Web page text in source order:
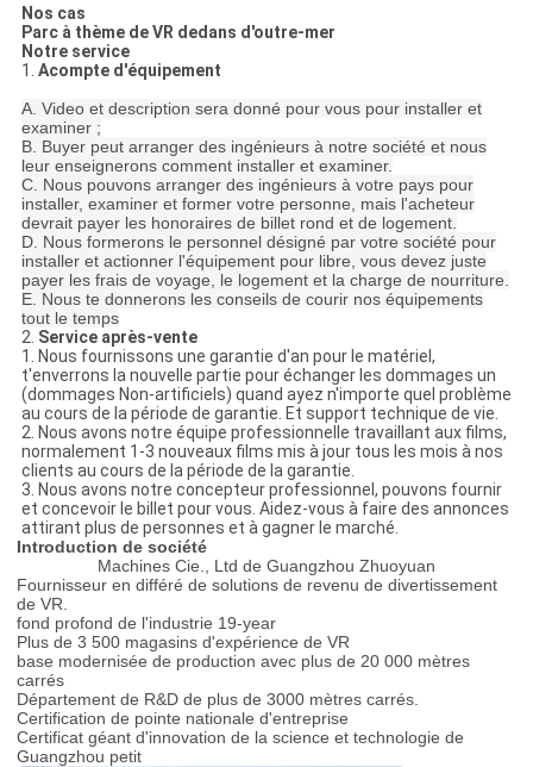
Nos cas
Parc à thème de VR dedans d'outre-mer
Notre service
1. Acompte d'équipement
A. Video et description sera donné pour vous pour installer et
examiner ;
B. Buyer peut arranger des ingénieurs à notre société et nous
leur enseignerons comment installer et examiner.
C. Nous pouvons arranger des ingénieurs à votre pays pour
installer, examiner et former votre personne, mais l'acheteur
devrait payer les honoraires de billet rond et de logement.
D. Nous formerons le personnel désigné par votre société pour
installer et actionner l'équipement pour libre, vous devez juste
payer les frais de voyage, le logement et la charge de nourriture.
E. Nous te donnerons les conseils de courir nos équipements
tout le temps
2. Service après-vente
1. Nous fournissons une garantie d'an pour le matériel,
t'enverrons la nouvelle partie pour échanger les dommages un
(dommages Non-artificiels) quand ayez n'importe quel problème
au cours de la période de garantie. Et support technique de vie.
2. Nous avons notre équipe professionnelle travaillant aux films,
normalement 1-3 nouveaux films mis à jour tous les mois à nos
clients au cours de la période de la garantie.
3. Nous avons notre concepteur professionnel, pouvons fournir
et concevoir le billet pour vous. Aidez-vous à faire des annonces
attirant plus de personnes et à gagner le marché.
Introduction de société
Machines Cie., Ltd de Guangzhou Zhuoyuan
Fournisseur en différé de solutions de revenu de divertissement
de VR.
fond profond de l'industrie 19-year
Plus de 3 500 magasins d'expérience de VR
base modernisée de production avec plus de 20 000 mètres
carrés
Département de R&D de plus de 3000 mètres carrés.
Certification de pointe nationale d'entreprise
Certificat géant d'innovation de la science et technologie de
Guangzhou petit